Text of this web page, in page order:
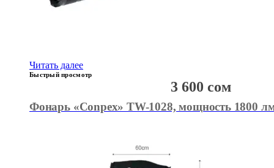
Читать далее
Быстрый просмотр
Фонарь «Conpex» TW-1028, мощность 1800
3 600 сом